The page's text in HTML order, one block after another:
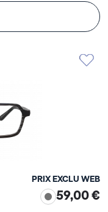
PRIX EXCLU WEB
59,00 €